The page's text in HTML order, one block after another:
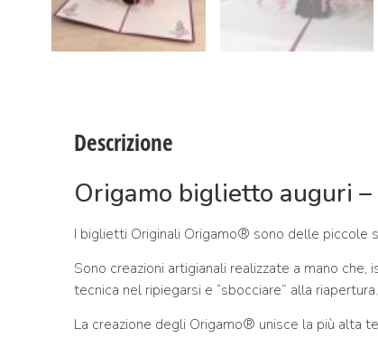
Descrizione
Origamo biglietto auguri
I biglietti Originali Origamo® sono delle piccole
Sono creazioni artigianali realizzate a mano
tecnica nel ripiegarsi e “sbocciare” alla riapertura.
La creazione degli Origamo® unisce la più alta